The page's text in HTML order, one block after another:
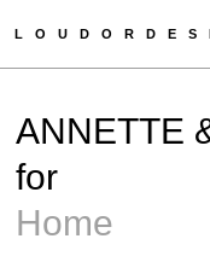
NEWS
WORKS
CLIENTS
ANNETTE
for
Home